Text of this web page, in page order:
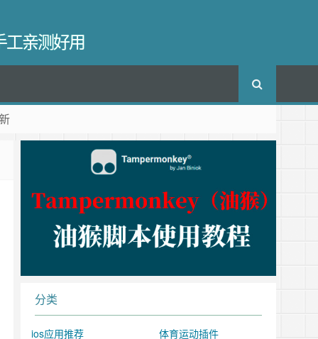
工亲测好用
分类
ios应用推荐
体育运动插件